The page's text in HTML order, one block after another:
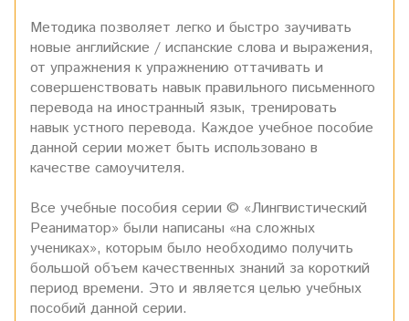
Методика позволяет легко и быстро заучивать
новые английские / испанские слова и выражения,
от упражнения к упражнению оттачивать и
совершенствовать навык правильного письменного
перевода на иностранный язык, тренировать
навык устного перевода. Каждое учебное пособие
данной серии может быть использовано в
качестве самоучителя.
Все учебные пособия серии © «Лингвистический
Реаниматор» были написаны «на сложных
учениках», которым было необходимо получить
большой объем качественных знаний за короткий
период времени. Это и является целью учебных
пособий данной серии.